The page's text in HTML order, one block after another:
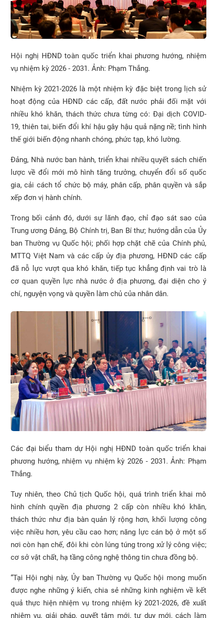
Hội nghị HĐND toàn quốc triển khai phương hướng, nhiệm
vụ nhiệm kỳ 2026 - 2031. Ảnh: Phạm Thắng.
Nhiệm kỳ 2021-2026 là một nhiệm kỳ đặc biệt trong lịch sử
hoạt động của HĐND các cấp, đất nước phải đối mặt với
nhiều khó khăn, thách thức chưa từng có: Đại dịch COVID-
19, thiên tai, biến đổi khí hậu gây hậu quả nặng nề; tình hình
thế giới biến động nhanh chóng, phức tạp, khó lường.
Đảng, Nhà nước ban hành, triển khai nhiều quyết sách chiến
lược về đổi mới mô hình tăng trưởng, chuyển đổi số quốc
gia, cải cách tổ chức bộ máy, phân cấp, phân quyền và sắp
xếp đơn vị hành chính.
Trong bối cảnh đó, dưới sự lãnh đạo, chỉ đạo sát sao của
Trung ương Đảng, Bộ Chính trị, Ban Bí thư; hướng dẫn của Ủy
ban Thường vụ Quốc hội; phối hợp chặt chẽ của Chính phủ,
MTTQ Việt Nam và các cấp ủy địa phương, HĐND các cấp
đã nỗ lực vượt qua khó khăn, tiếp tục khẳng định vai trò là
cơ quan quyền lực nhà nước ở địa phương, đại diện cho ý
chí, nguyện vọng và quyền làm chủ của nhân dân.
Các đại biểu tham dự Hội nghị HĐND toàn quốc triển khai
phương hướng, nhiệm vụ nhiệm kỳ 2026 - 2031. Ảnh: Phạm
Thắng.
Tuy nhiên, theo Chủ tịch Quốc hội, quá trình triển khai mô
hình chính quyền địa phương 2 cấp còn nhiều khó khăn,
thách thức như địa bàn quản lý rộng hơn, khối lượng công
việc nhiều hơn, yêu cầu cao hơn; năng lực cán bộ ở một số
nơi còn hạn chế, đôi khi còn lúng túng trong xử lý công việc;
cơ sở vật chất, hạ tầng công nghệ thông tin chưa đồng bộ.
“Tại Hội nghị này, Ủy ban Thường vụ Quốc hội mong muốn
được nghe những ý kiến, chia sẻ những kinh nghiệm về kết
quả thực hiện nhiệm vụ trong nhiệm kỳ 2021-2026, đề xuất
nhiệm vụ, giải pháp, quyết tâm mới, tư duy mới, cách làm